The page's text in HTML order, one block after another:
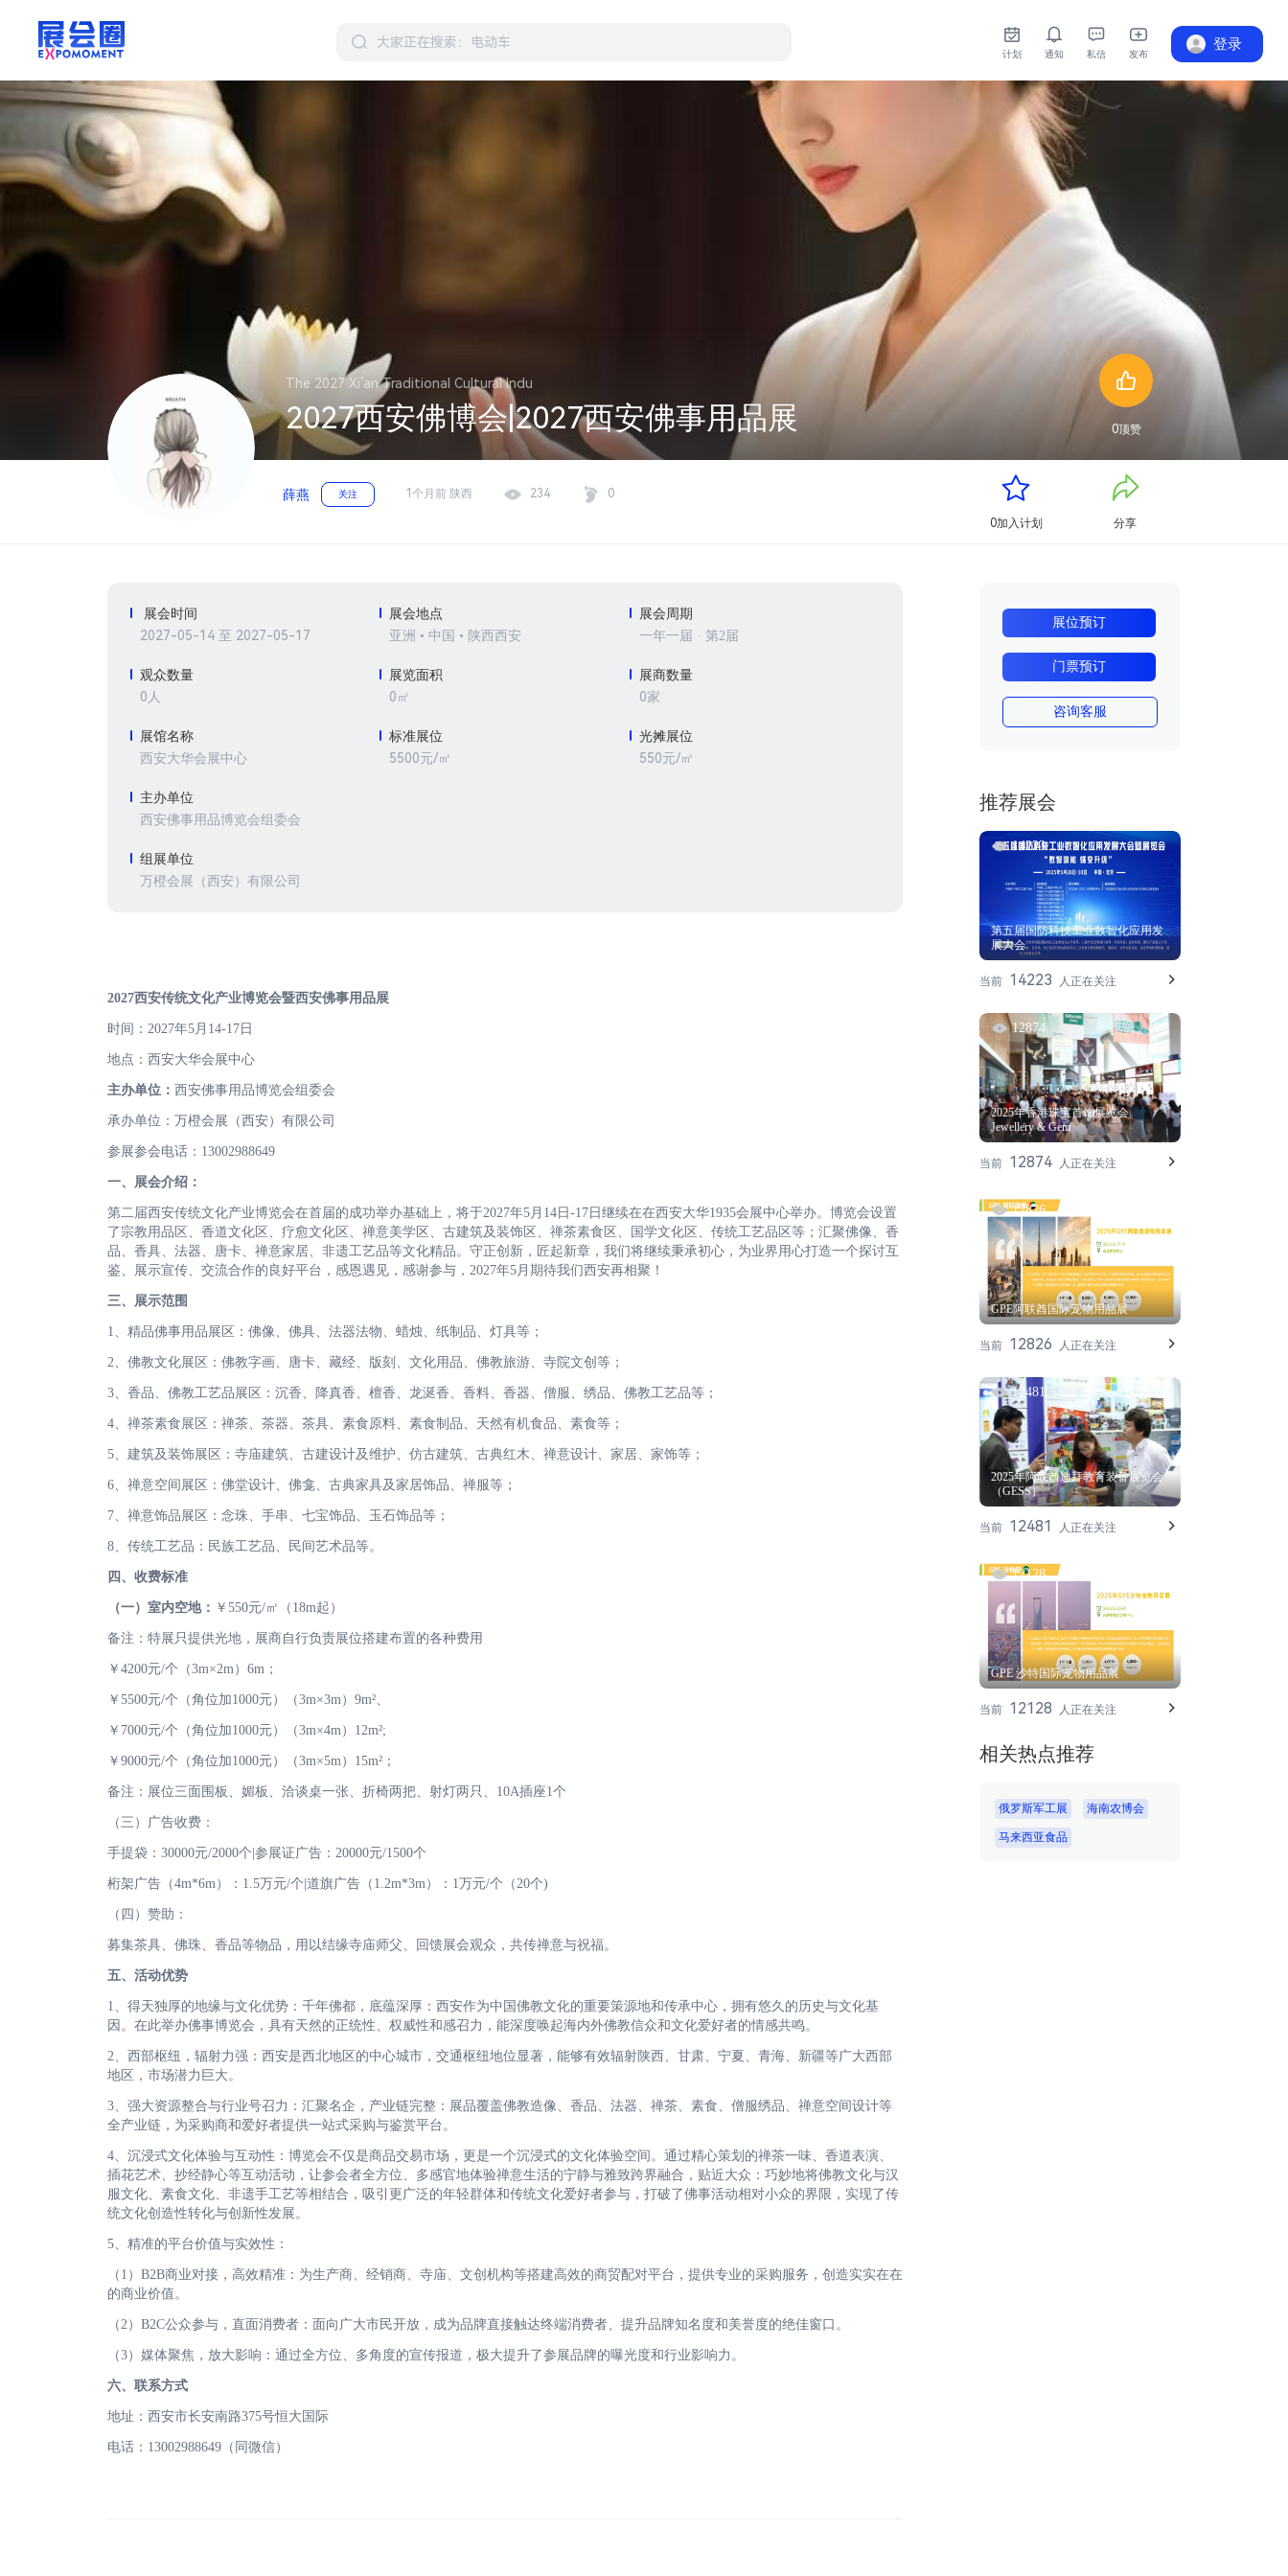
计划 通知 私信 发布
登录
The 2027 Xi’an Traditional Cultural Indu
2027西安佛博会|2027西安佛事用品展 0顶赞
薛燕 关注 1个月前 陕西 234 0
0加入计划 分享
展会时间
2027-05-14 至 2027-05-17
展会地点
亚洲 • 中国 • 陕西西安
展会周期
一年一届 · 第2届
观众数量
0人
展览面积
0㎡
展商数量
0家
展馆名称
西安大华会展中心
标准展位
5500元/㎡
光摊展位
550元/㎡
主办单位
西安佛事用品博览会组委会
组展单位
万橙会展（西安）有限公司
2027西安传统文化产业博览会暨西安佛事用品展
时间：2027年5月14-17日
地点：西安大华会展中心
主办单位： 西安佛事用品博览会组委会
承办单位：万橙会展（西安）有限公司
参展参会电话：13002988649
一、展会介绍：
第二届西安传统文化产业博览会在首届的成功举办基础上，将于2027年5月14日-17日继续在在西安大华1935会展中心举办。博览会设置
了宗教用品区、香道文化区、疗愈文化区、禅意美学区、古建筑及装饰区、禅茶素食区、国学文化区、传统工艺品区等；汇聚佛像、香
品、香具、法器、唐卡、禅意家居、非遗工艺品等文化精品。守正创新，匠起新章，我们将继续秉承初心，为业界用心打造一个探讨互
鉴、展示宣传、交流合作的良好平台，感恩遇见，感谢参与，2027年5月期待我们西安再相聚！
三、展示范围
1、精品佛事用品展区：佛像、佛具、法器法物、蜡烛、纸制品、灯具等；
2、佛教文化展区：佛教字画、唐卡、藏经、版刻、文化用品、佛教旅游、寺院文创等；
3、香品、佛教工艺品展区：沉香、降真香、檀香、龙涎香、香料、香器、僧服、绣品、佛教工艺品等；
4、禅茶素食展区：禅茶、茶器、茶具、素食原料、素食制品、天然有机食品、素食等；
5、建筑及装饰展区：寺庙建筑、古建设计及维护、仿古建筑、古典红木、禅意设计、家居、家饰等；
6、禅意空间展区：佛堂设计、佛龛、古典家具及家居饰品、禅服等；
7、禅意饰品展区：念珠、手串、七宝饰品、玉石饰品等；
8、传统工艺品：民族工艺品、民间艺术品等。
四、收费标准
（一） 室内空地： ￥550元/㎡（18m起）
备注：特展只提供光地，展商自行负责展位搭建布置的各种费用
￥4200元/个（3m×2m）6m；
￥5500元/个（角位加1000元）（3m×3m）9m²、
￥7000元/个（角位加1000元）（3m×4m）12m²;
￥9000元/个（角位加1000元）（3m×5m）15m²；
备注：展位三面围板、媚板、洽谈桌一张、折椅两把、射灯两只、10A插座1个
（三）广告收费：
手提袋：30000元/2000个|参展证广告：20000元/1500个
桁架广告（4m*6m）：1.5万元/个|道旗广告（1.2m*3m）：1万元/个（20个)
（四）赞助：
募集茶具、佛珠、香品等物品，用以结缘寺庙师父、回馈展会观众，共传禅意与祝福。
五、活动优势
1、得天独厚的地缘与文化优势：千年佛都，底蕴深厚：西安作为中国佛教文化的重要策源地和传承中心，拥有悠久的历史与文化基
因。在此举办佛事博览会，具有天然的正统性、权威性和感召力，能深度唤起海内外佛教信众和文化爱好者的情感共鸣。
2、西部枢纽，辐射力强：西安是西北地区的中心城市，交通枢纽地位显著，能够有效辐射陕西、甘肃、宁夏、青海、新疆等广大西部
地区，市场潜力巨大。
3、强大资源整合与行业号召力：汇聚名企，产业链完整：展品覆盖佛教造像、香品、法器、禅茶、素食、僧服绣品、禅意空间设计等
全产业链，为采购商和爱好者提供一站式采购与鉴赏平台。
4、沉浸式文化体验与互动性：博览会不仅是商品交易市场，更是一个沉浸式的文化体验空间。通过精心策划的禅茶一味、香道表演、
插花艺术、抄经静心等互动活动，让参会者全方位、多感官地体验禅意生活的宁静与雅致跨界融合，贴近大众：巧妙地将佛教文化与汉
服文化、素食文化、非遗手工艺等相结合，吸引更广泛的年轻群体和传统文化爱好者参与，打破了佛事活动相对小众的界限，实现了传
统文化创造性转化与创新性发展。
5、精准的平台价值与实效性：
（1）B2B商业对接，高效精准：为生产商、经销商、寺庙、文创机构等搭建高效的商贸配对平台，提供专业的采购服务，创造实实在在
的商业价值。
（2）B2C公众参与，直面消费者：面向广大市民开放，成为品牌直接触达终端消费者、提升品牌知名度和美誉度的绝佳窗口。
（3）媒体聚焦，放大影响：通过全方位、多角度的宣传报道，极大提升了参展品牌的曝光度和行业影响力。
六、联系方式
地址：西安市长安南路375号恒大国际
电话：13002988649（同微信）
展位预订
门票预订
咨询客服
推荐展会
14223
第五届国防科技工业数智化应用发
展大会
当前 14223 人正在关注
12874
2025年香港珠宝首饰展览会
Jewellery & Gem
当前 12874 人正在关注
12826
GPE阿联酋国际宠物用品展
当前 12826 人正在关注
12481
2025年阿联酋迪拜教育装备展览会
（GESS）
当前 12481 人正在关注
12128
GPE 沙特国际宠物用品展
当前 12128 人正在关注
相关热点推荐
俄罗斯军工展 海南农博会
马来西亚食品